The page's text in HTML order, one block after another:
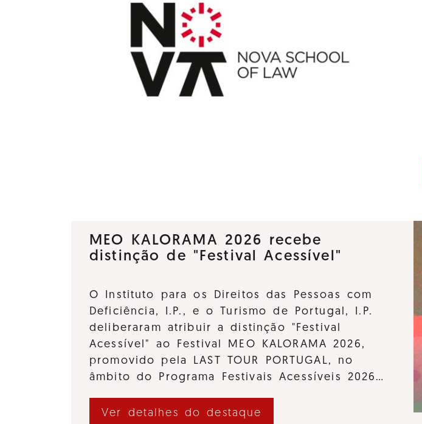
MEO KALORAMA 2026 recebe
distinção de "Festival Acessível"
O Instituto para os Direitos das Pessoas com
Deficiência, I.P., e o Turismo de Portugal, I.P.
deliberaram atribuir a distinção "Festival
Acessível" ao Festival MEO KALORAMA 2026,
promovido pela LAST TOUR PORTUGAL, no
âmbito do Programa Festivais Acessíveis 2026…
Ver detalhes do destaque